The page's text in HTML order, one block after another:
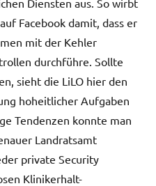
Facebook damit, dass er
mit der Kehler
durchführe. Sollte
sieht die LiLO hier den
hoheitlicher Aufgaben
Tendenzen konnte man
Landratsamt
private Security
Klinikerhalt-